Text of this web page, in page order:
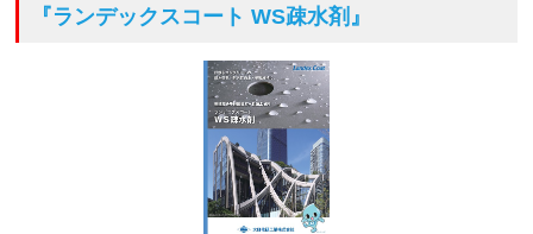
『ランデックスコート WS疎水剤』